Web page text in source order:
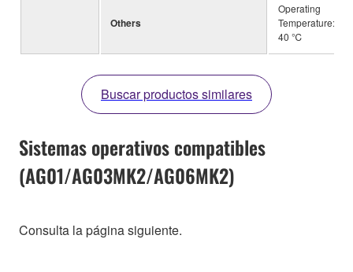
Others
Operating
Temperature: 0
40 ℃
Buscar productos similares
Sistemas operativos compatibles
(AG01/AG03MK2/AG06MK2)
Consulta la página siguiente.